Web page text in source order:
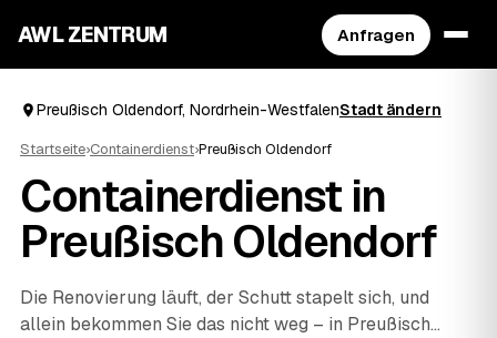
AWL ZENTRUM Anfragen
Preußisch Oldendorf, Nordrhein-WestfalenStadt ändern
Startseite›Containerdienst›Preußisch Oldendorf
Containerdienst in
Preußisch Oldendorf
Die Renovierung läuft, der Schutt stapelt sich, und
allein bekommen Sie das nicht weg – in Preußisch